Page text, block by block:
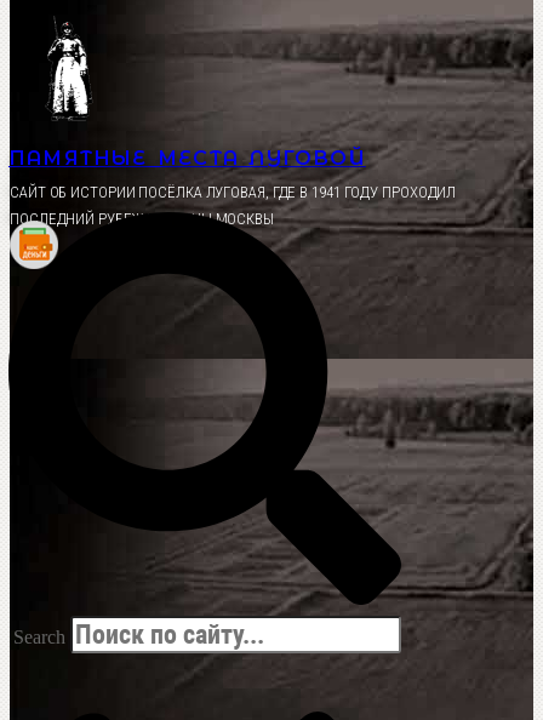
Перейти
содержимому
ПАМЯТНЫЕ МЕСТА ЛУГОВОЙ
CАЙТ ОБ ИСТОРИИ ПОСЁЛКА ЛУГОВАЯ, ГДЕ В 1941 ГОДУ ПРОХОДИЛ
ПОСЛЕДНИЙ РУБЕЖ ОБОРОНЫ МОСКВЫ
Search